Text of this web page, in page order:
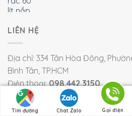
Tìm đường Chat Zalo Gọi điện
LIÊN HỆ
Địa chỉ: 334 Tân Hòa Đông,
Bình Tân, TP.HCM
Điện thoại:098.442.3150
Email: